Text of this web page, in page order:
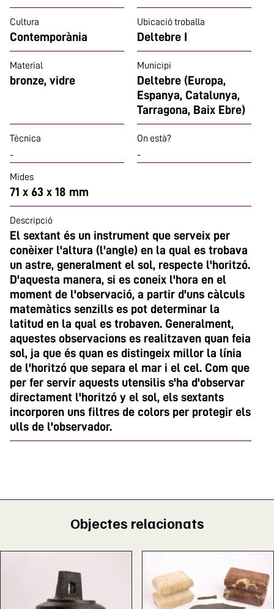
Cultura
Contemporània
Ubicació troballa
Deltebre I
Material
bronze, vidre
Municipi
Deltebre (Europa,
Espanya, Catalunya,
Tarragona, Baix Ebre)
Tècnica
-
On està?
-
Mides
71 x 63 x 18 mm
Descripció
El sextant és un instrument que serveix per
conèixer l'altura (l'angle) en la qual es trobava
un astre, generalment el sol, respecte l'horitzó.
D'aquesta manera, si es coneix l'hora en el
moment de l'observació, a partir d'uns càlculs
matemàtics senzills es pot determinar la
latitud en la qual es trobaven. Generalment,
aquestes observacions es realitzaven quan feia
sol, ja que és quan es distingeix millor la línia
de l'horitzó que separa el mar i el cel. Com que
per fer servir aquests utensilis s'ha d'observar
directament l'horitzó y el sol, els sextants
incorporen uns filtres de colors per protegir els
ulls de l'observador.
Objectes relacionats